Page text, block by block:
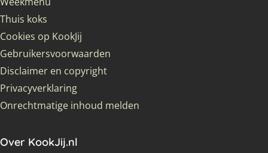
Thuis koks
Cookies op KookJij
Gebruikersvoorwaarden
Disclaimer en copyright
Privacyverklaring
Onrechtmatige inhoud melden
Over KookJij.nl